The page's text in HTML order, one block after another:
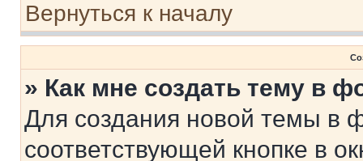
Вернуться к началу
» Как мне создать тему в
Для создания новой темы в
соответствующей кнопке в